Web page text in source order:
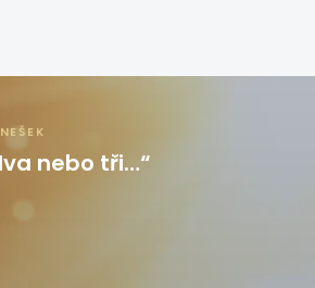
nebo tři…“